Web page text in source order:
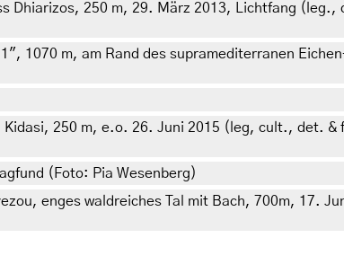
Dhiarizos, 250 m, 29. März 2013, Lichtfang (leg.,
1070 m, am Rand des supramediterranen
Kidasi, 250 m, e.o. 26. Juni 2015 (leg, cult., det. &
(Foto: Pia Wesenberg)
enges waldreiches Tal mit Bach, 700m, 17.